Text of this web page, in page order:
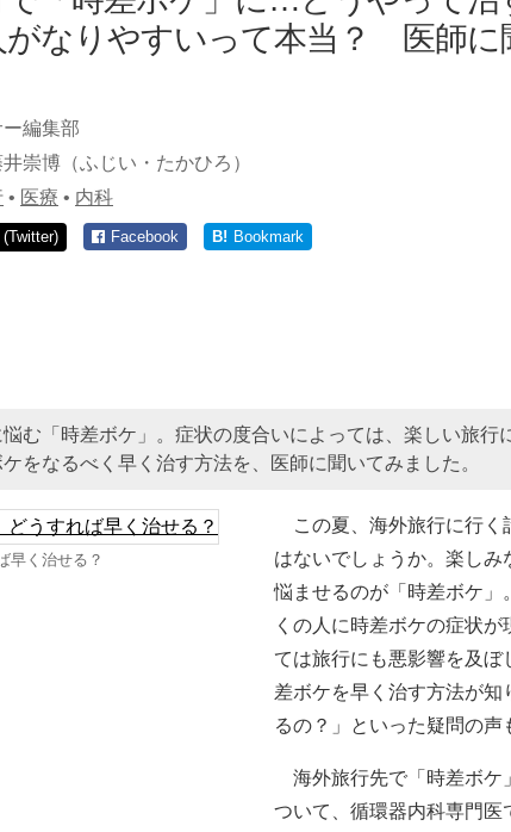
がなりやすいって本当？ 医師に
編集部
崇博（ふじい・たかひろ）
• 医療 • 内科
(Twitter) Facebook B! Bookmark
む「時差ボケ」。症状の度合いによっては、楽しい旅行
をなるべく早く治す方法を、医師に聞いてみました。
早く治せる？
この夏、海外旅行に行く
はないでしょうか。楽し
悩ませるのが「時差ボケ」
くの人に時差ボケの症状
ては旅行にも悪影響を及
差ボケを早く治す方法が
るの？」といった疑問の声
海外旅行先で「時差ボケ
ついて、循環器内科専門